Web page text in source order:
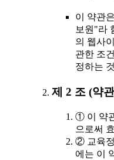
이 약관
보원"라
의 웹사
관한 조
정하는
제 2 조 (약
① 이 약
으로써
② 교육
에는 이